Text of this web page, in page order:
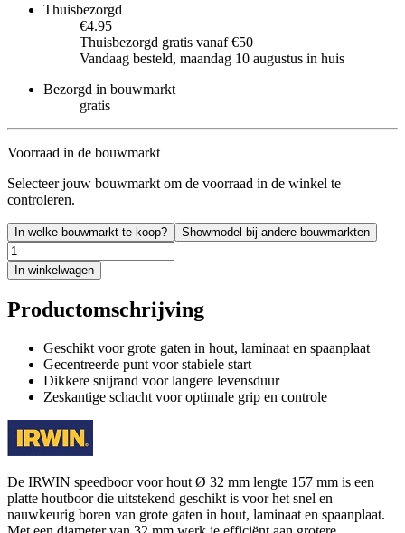
Thuisbezorgd
€4.95
Thuisbezorgd gratis vanaf €50
Vandaag besteld, maandag 10 augustus in huis
Bezorgd in bouwmarkt
gratis
Voorraad in de bouwmarkt
Selecteer jouw bouwmarkt om de voorraad in de winkel te
controleren.
In welke bouwmarkt te koop? Showmodel bij andere bouwmarkten
In winkelwagen
Productomschrijving
Geschikt voor grote gaten in hout, laminaat en spaanplaat
Gecentreerde punt voor stabiele start
Dikkere snijrand voor langere levensduur
Zeskantige schacht voor optimale grip en controle
De IRWIN speedboor voor hout Ø 32 mm lengte 157 mm is een
platte houtboor die uitstekend geschikt is voor het snel en
nauwkeurig boren van grote gaten in hout, laminaat en spaanplaat.